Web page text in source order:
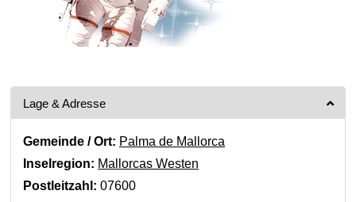
Lage & Adresse
Gemeinde / Ort: Palma de Mallorca
Inselregion: Mallorcas Westen
Postleitzahl: 07600